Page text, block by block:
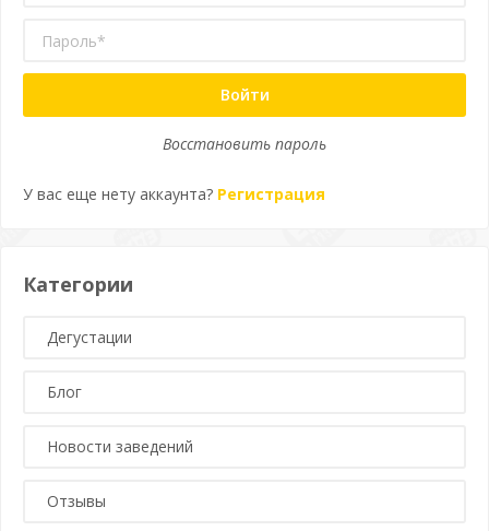
Войти
Восстановить пароль
У вас еще нету аккаунта? Регистрация
Категории
Дегустации
Блог
Новости заведений
Отзывы